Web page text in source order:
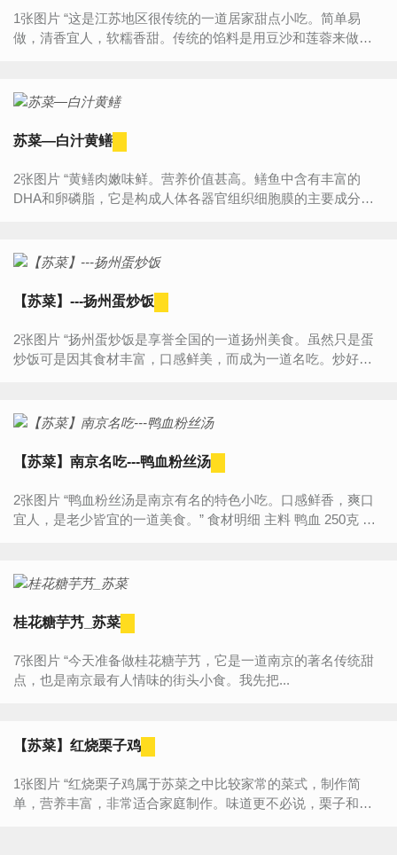
1张图片 “这是江苏地区很传统的一道居家甜点小吃。简单易
做，清香宜人，软糯香甜。传统的馅料是用豆沙和莲蓉来做。
苏菜—白汁黄鳝
2张图片 “黄鳝肉嫩味鲜。营养价值甚高。鳝鱼中含有丰富的
DHA和卵磷脂，它是构成人体各器官组织细胞膜的主要成分，
【苏菜】---扬州蛋炒饭
2张图片 “扬州蛋炒饭是享誉全国的一道扬州美食。虽然只是蛋
炒饭可是因其食材丰富，口感鲜美，而成为一道名吃。炒好的
【苏菜】南京名吃---鸭血粉丝汤
2张图片 “鸭血粉丝汤是南京有名的特色小吃。口感鲜香，爽口
宜人，是老少皆宜的一道美食。” 食材明细 主料 鸭血 250克 辅
桂花糖芋艿_苏菜
7张图片 “今天准备做桂花糖芋艿，它是一道南京的著名传统甜
点，也是南京最有人情味的街头小食。我先把...
【苏菜】红烧栗子鸡
1张图片 “红烧栗子鸡属于苏菜之中比较家常的菜式，制作简
单，营养丰富，非常适合家庭制作。味道更不必说，栗子和鸡